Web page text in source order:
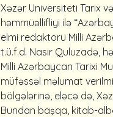
Xəzər Universiteti Tarix
həmmüəllifliyi ilə
elmi redaktoru Milli
t.ü.f.d. Nasir Quluzadə,
Milli Azərbaycan Tarixi
müfəssəl məlumat
bölgələrinə, eləcə də,
Bundan başqa, kitab-